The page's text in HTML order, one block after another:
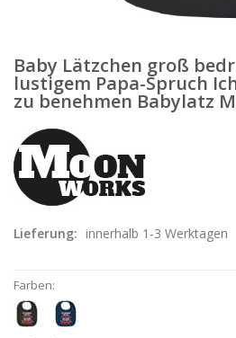
Baby Lätzchen groß
lustigem Papa-Spruch
zu benehmen Babylatz
Lieferung: innerhalb 1-3 Werktagen
Farben: